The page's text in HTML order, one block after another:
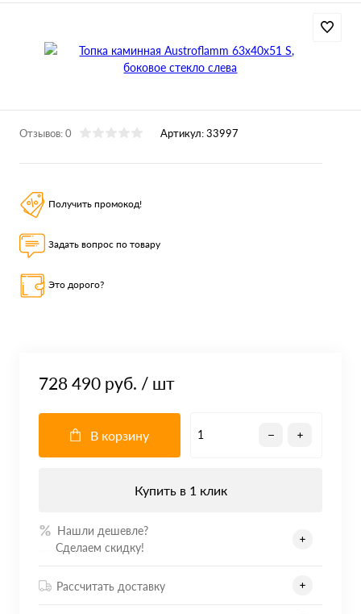
Отзывов: 0 Артикул:33997
Получить промокод!
Задать вопрос по товару
Это дорого?
728 490 руб. / шт
В корзину
Купить в 1 клик
Нашли дешевле?
Сделаем скидку!
Рассчитать доставку